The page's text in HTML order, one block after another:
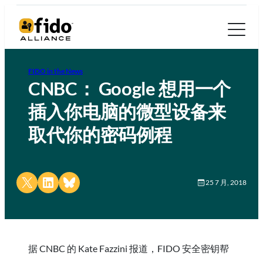
FIDO in the News
CNBC： Google 想用一个
插入你电脑的微型设备来
取代你的密码例程
Share on X Share on LinkedIn
Share on Bluesky 25 7 月, 2018
据 CNBC 的 Kate Fazzini 报道，FIDO 安全密钥帮